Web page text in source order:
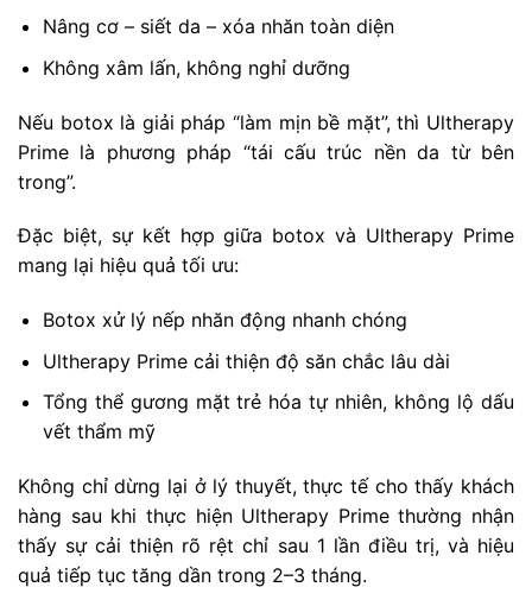
Nâng cơ – siết da – xóa nhăn toàn diện
Không xâm lấn, không nghỉ dưỡng
Nếu botox là giải pháp “làm mịn bề mặt”, thì Ultherapy
Prime là phương pháp “tái cấu trúc nền da từ bên
trong”.
Đặc biệt, sự kết hợp giữa botox và Ultherapy Prime
mang lại hiệu quả tối ưu:
Botox xử lý nếp nhăn động nhanh chóng
Ultherapy Prime cải thiện độ săn chắc lâu dài
Tổng thể gương mặt trẻ hóa tự nhiên, không lộ dấu
vết thẩm mỹ
Không chỉ dừng lại ở lý thuyết, thực tế cho thấy khách
hàng sau khi thực hiện Ultherapy Prime thường nhận
thấy sự cải thiện rõ rệt chỉ sau 1 lần điều trị, và hiệu
quả tiếp tục tăng dần trong 2–3 tháng.